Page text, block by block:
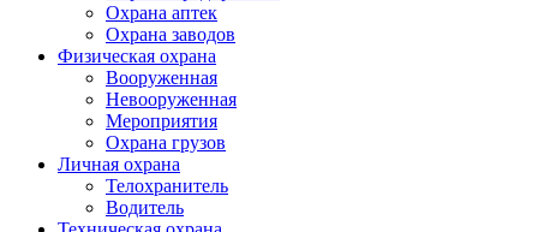
Охрана аптек
Охрана заводов
Физическая охрана
Вооруженная
Невооруженная
Мероприятия
Охрана грузов
Личная охрана
Телохранитель
Водитель